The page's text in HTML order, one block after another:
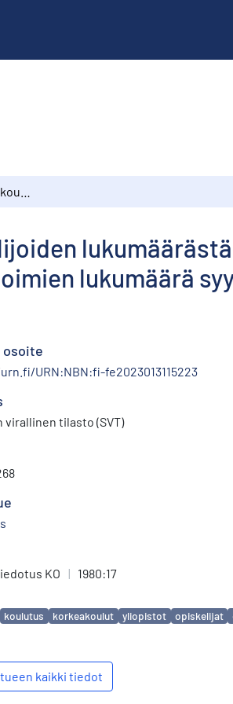
lukumäärä
osoite
URN:NBN:fi-fe2023013115223
virallinen tilasto (SVT)
KO | 1980:17
koulutus korkeakoulut yliopistot opiskelijat
kaikki tiedot